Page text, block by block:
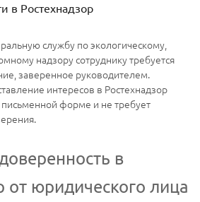
в Ростехнадзор
службу по экологическому,
надзору сотруднику требуется
заверенное руководителем.
интересов в Ростехнадзор
письменной форме и не требует
в
от юридического лица